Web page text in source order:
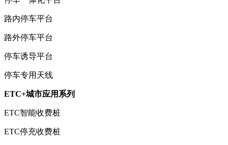
路内停车平台
路外停车平台
停车诱导平台
停车专用天线
ETC+城市应用系列
ETC智能收费桩
ETC停充收费桩